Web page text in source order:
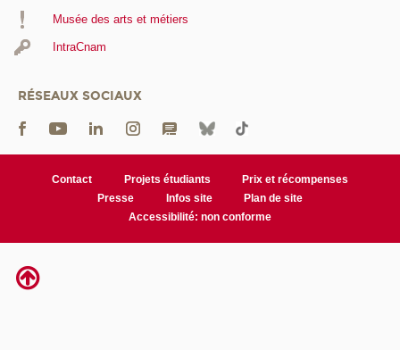
Musée des arts et métiers
IntraCnam
RÉSEAUX SOCIAUX
Contact Projets étudiants
Prix et récompenses
Presse
Infos site
Plan de site
Accessibilité: non conforme